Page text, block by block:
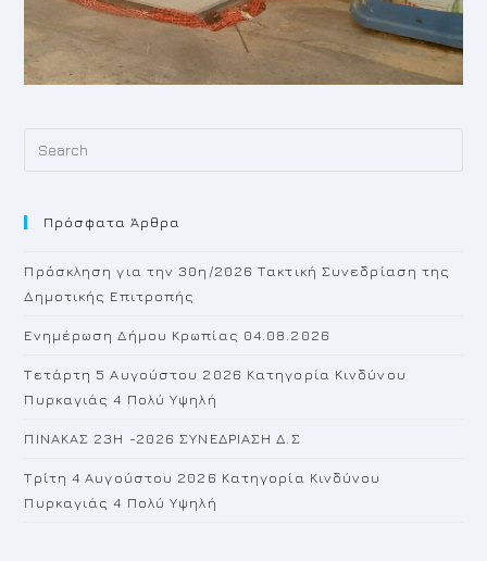
Πρόσφατα Άρθρα
Πρόσκληση για την 30η/2026 Τακτική Συνεδρίαση της
Δημοτικής Επιτροπής
Ενημέρωση Δήμου Κρωπίας 04.08.2026
Τετάρτη 5 Αυγούστου 2026 Κατηγορία Κινδύνου
Πυρκαγιάς 4 Πολύ Υψηλή
ΠΙΝΑΚΑΣ 23H -2026 ΣΥΝΕΔΡΙΑΣΗ Δ.Σ
Τρίτη 4 Αυγούστου 2026 Κατηγορία Κινδύνου
Πυρκαγιάς 4 Πολύ Υψηλή